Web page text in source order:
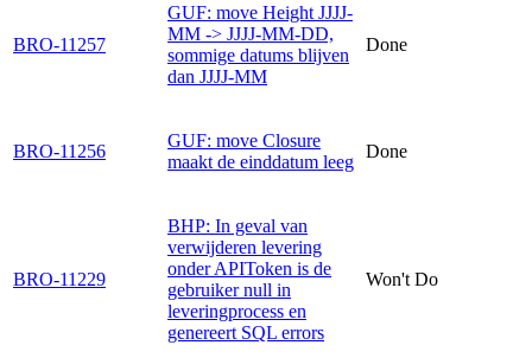
BRO-11257
GUF: move Height JJJJ-
MM -> JJJJ-MM-DD,
sommige datums blijven
dan JJJJ-MM
Done
BRO-11256
GUF: move Closure
maakt de einddatum leeg
Done
BRO-11229
BHP: In geval van
verwijderen levering
onder APIToken is de
gebruiker null in
leveringprocess en
genereert SQL errors
Won't Do